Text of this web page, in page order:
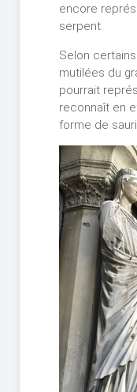
encore
serpent.
Selon
mutilées du
pourrait
reconnaît en
forme de